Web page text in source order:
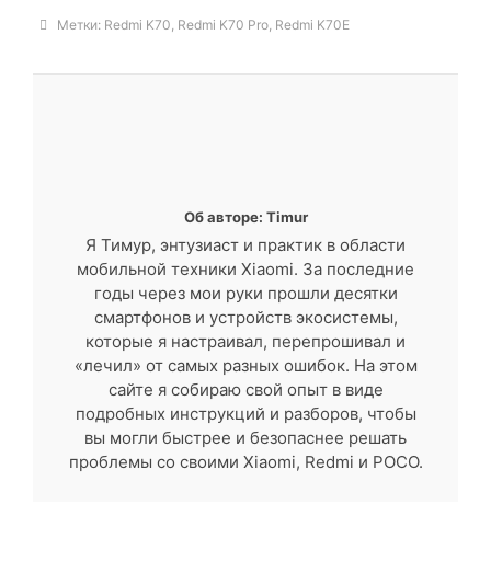
Метки: Redmi K70 Redmi K70 Pro Redmi K70E
Об авторе: Timur
Я Тимур, энтузиаст и практик в области
мобильной техники Xiaomi. За последние
годы через мои руки прошли десятки
смартфонов и устройств экосистемы,
которые я настраивал, перепрошивал и
«лечил» от самых разных ошибок. На этом
сайте я собираю свой опыт в виде
подробных инструкций и разборов, чтобы
вы могли быстрее и безопаснее решать
проблемы со своими Xiaomi, Redmi и POCO.